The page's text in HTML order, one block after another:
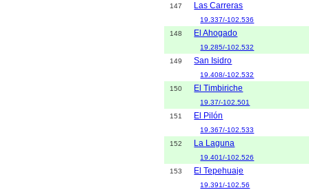
147
Las Carreras
19.337/-102.536
148
El Ahogado
19.285/-102.532
149
San Isidro
19.408/-102.532
150
El Timbiriche
19.37/-102.501
151
El Pilón
19.367/-102.533
152
La Laguna
19.401/-102.526
153
El Tepehuaje
19.391/-102.56